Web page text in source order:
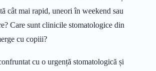
cât mai rapid, uneori în weekend sau
Care sunt clinicile stomatologice din
cu copiii?
cu o urgență stomatologică și